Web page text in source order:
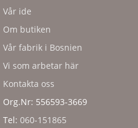
Vår ide
Om butiken
Vår fabrik i Bosnien
Vi som arbetar här
Kontakta oss
Org.Nr: 556593-3669
Tel: 060-151865